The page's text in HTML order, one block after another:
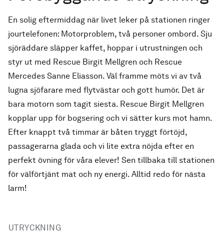
En solig eftermiddag när livet leker på stationen ringer
jourtelefonen: Motorproblem, två personer ombord. Sju
sjöräddare släpper kaffet, hoppar i utrustningen och
styr ut med Rescue Birgit Mellgren och Rescue
Mercedes Sanne Eliasson. Väl framme möts vi av två
lugna sjöfarare med flytvästar och gott humör. Det är
bara motorn som tagit siesta. Rescue Birgit Mellgren
kopplar upp för bogsering och vi sätter kurs mot hamn.
Efter knappt två timmar är båten tryggt förtöjd,
passagerarna glada och vi lite extra nöjda efter en
perfekt övning för våra elever! Sen tillbaka till stationen
för välförtjänt mat och ny energi. Alltid redo för nästa
larm!
UTRYCKNING